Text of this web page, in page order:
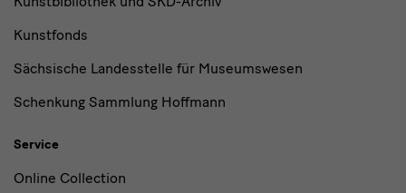
Kunstfonds
Sächsische Landesstelle für Museumswesen
Schenkung Sammlung Hoffmann
Service
Online Collection